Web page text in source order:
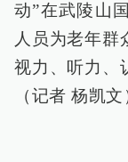
动”在武陵山
人员为老年群
视力、听力、
（记者 杨凯文